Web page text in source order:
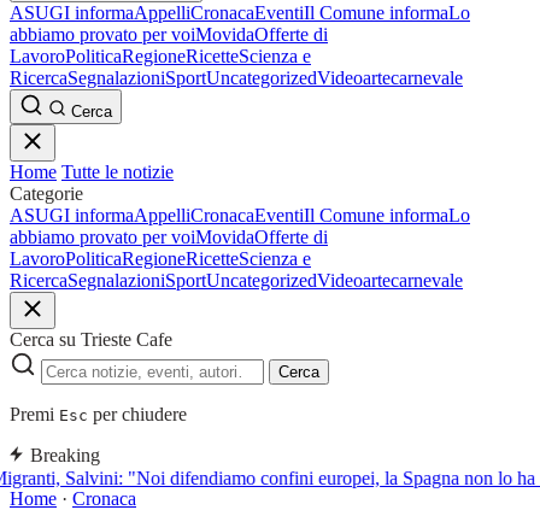
ASUGI informaAppelliCronacaEventiIl Comune informaLo
abbiamo provato per voiMovidaOfferte di
LavoroPoliticaRegioneRicetteScienza e
RicercaSegnalazioniSportUncategorizedVideoartecarnevale
Cerca
Home Tutte le notizie
Categorie
ASUGI informaAppelliCronacaEventiIl Comune informaLo
abbiamo provato per voiMovidaOfferte di
LavoroPoliticaRegioneRicetteScienza e
RicercaSegnalazioniSportUncategorizedVideoartecarnevale
Cerca su Trieste Cafe
Cerca
Premi Esc per chiudere
Breaking
Salvini: "Noi difendiamo confini europei, la Spagna non lo
Home · Cronaca